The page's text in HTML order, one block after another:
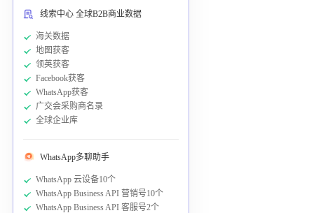
线索中心 全球B2B商业数据
海关数据
地图获客
领英获客
Facebook获客
WhatsApp获客
广交会采购商名录
全球企业库
WhatsApp多聊助手
WhatsApp 云设备10个
WhatsApp Business API 营销号10个
WhatsApp Business API 客服号2个